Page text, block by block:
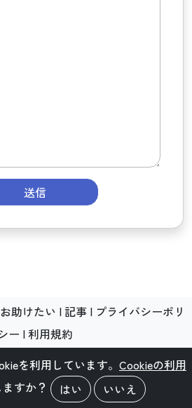
送信
助けたい |記事| プライバシーポリ
ー |利用規約
を利用しています。 Cookieの利用
すか？ はい いいえ